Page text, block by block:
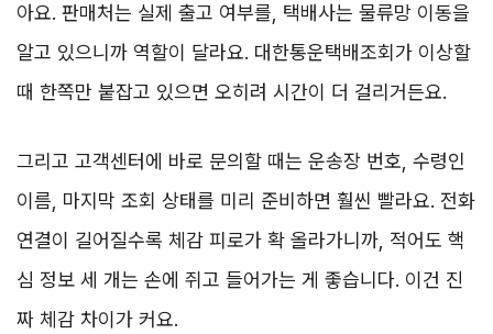
아요. 판매처는 실제 출고 여부를, 택배사는 물류망 이동을
알고 있으니까 역할이 달라요. 대한통운택배조회가 이상할
때 한쪽만 붙잡고 있으면 오히려 시간이 더 걸리거든요.
그리고 고객센터에 바로 문의할 때는 운송장 번호, 수령인
이름, 마지막 조회 상태를 미리 준비하면 훨씬 빨라요. 전화
연결이 길어질수록 체감 피로가 확 올라가니까, 적어도 핵
심 정보 세 개는 손에 쥐고 들어가는 게 좋습니다. 이건 진
짜 체감 차이가 커요.